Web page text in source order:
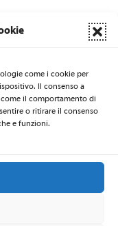
come i cookie per
Il consenso a
il comportamento di
o ritirare il consenso
e funzioni.
AFFIDATA AL CSB
Bambini
- via Nicolò de
-